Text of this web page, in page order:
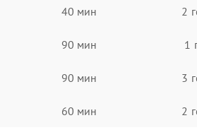
40 мин 2
90 мин 1
90 мин 3
60 мин 2